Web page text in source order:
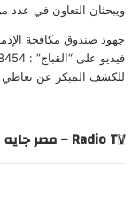
ويبحثان التعاون في عدد
جهود صندوق مكافحة
فيديو على
للكشف المبكر عن تعاطي
Radio TV – مصر جايه